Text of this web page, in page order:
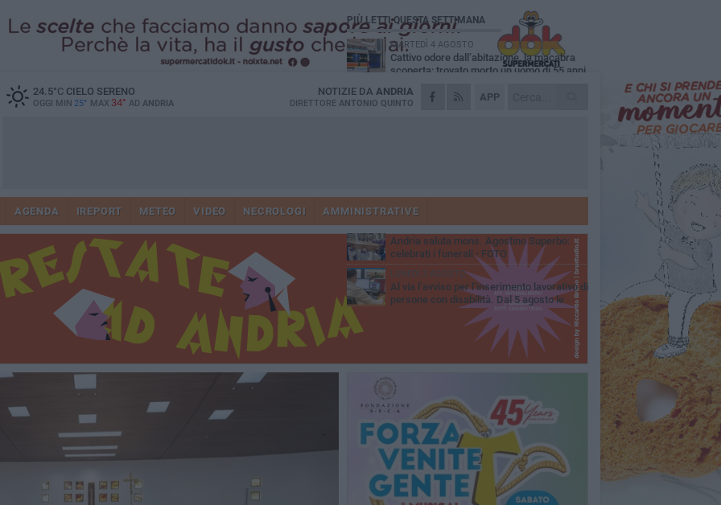
24.5°CCIELO SERENO
OGGI MIN 25° MAX 34° AD ANDRIA
APP
NOTIZIE DA ANDRIA
DIRETTORE ANTONIO QUINTO
AGENDA IREPORT METEO VIDEO NECROLOGI AMMINISTRATIVE
PIÙ LETTI QUESTA SETTIMANA
MARTEDÌ 4 AGOSTO
Cattivo odore dall’abitazione, la macabra
scoperta: trovato morto un uomo di 55 anni
SABATO 1 AGOSTO
"3 vite. 2 impegni. 1 strada": ad Andria
Scompare prematuramente l'avvocato
Beppe Tortora
MARTEDÌ 4 AGOSTO
Andria saluta mons. Agostino Superbo:
celebrati i funerali - FOTO
LUNEDÌ 3 AGOSTO
Al via l’avviso per l’inserimento lavorativo di
persone con disabilità. Dal 5 agosto le
domande